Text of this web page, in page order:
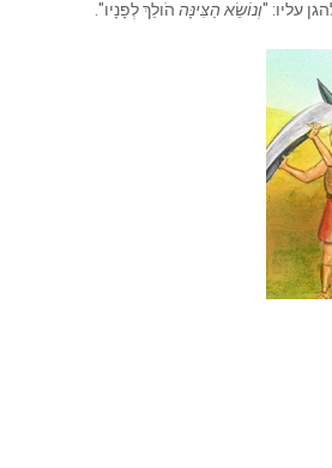
עליו: "וְנוֹשֵׂא הַצִּינָּה הֹולֵךְ לְפָנָיו".